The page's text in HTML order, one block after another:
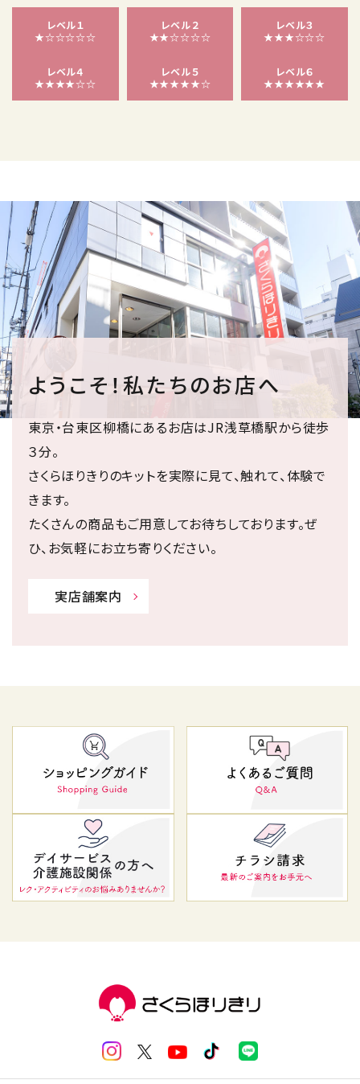
レベル１
★☆☆☆☆☆
レベル２
★★☆☆☆☆
レベル３
★★★☆☆☆
レベル４
★★★★☆☆
レベル５
★★★★★☆
レベル６
★★★★★★
ようこそ！私たちのお店へ
東京・台東区柳橋にあるお店はJR浅草橋駅から徒歩
３分。
さくらほりきりのキットを実際に見て、触れて、体験で
きます。
たくさんの商品もご用意してお待ちしております。ぜ
ひ、お気軽にお立ち寄りください。
実店舗案内